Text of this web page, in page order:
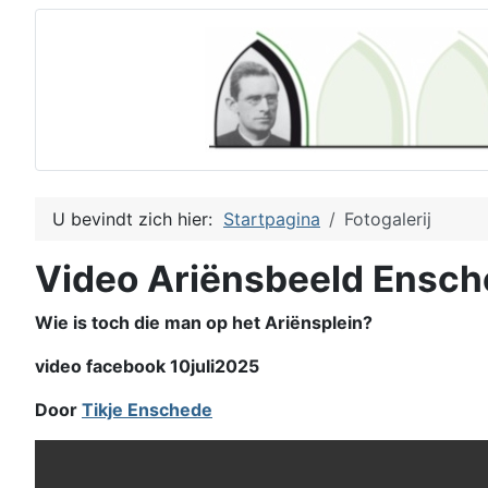
U bevindt zich hier: Startpagina Fotogalerij
Video Ariënsbeeld
Wie is toch die man op het Ariënsplein?
video facebook 10juli2025
Door Tikje Enschede